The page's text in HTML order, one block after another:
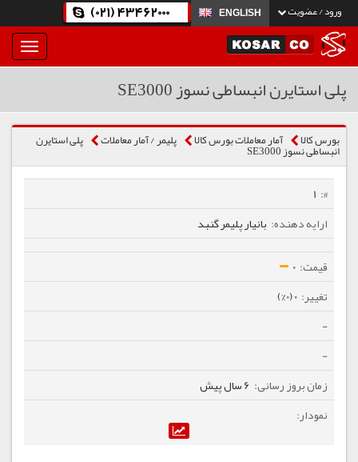
ورود / عضویت ENGLISH
(021) 43462000
بار
و
پلی استایرن انبساطی نسوز SE3000
بورس کالا آمار معاملات بورس کالا پلیمر / آمار معاملات پلی استایرن
انبساطی نسوز SE3000
1
بانیار پلیمر گنبد
0
0 (0%)
-
-
6 سال پیش